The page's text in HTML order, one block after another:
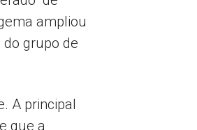
ampliou
grupo de
A principal
que a